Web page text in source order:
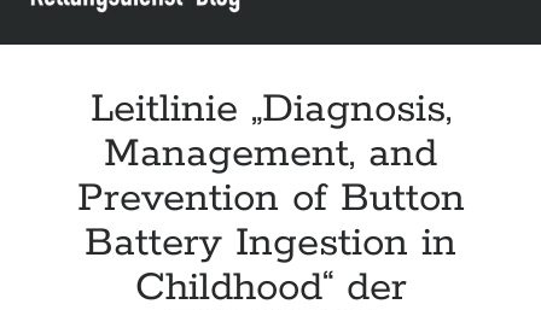
Assessment and Management in the Emergency Department“ der IAEM
Leitlinie „Management of Hypercalcaemia in Adult Patients in the
Leitlinie „Behavioural Emergencies in Emergency Departments“ der IFEM
Leitlinie „Diagnosis,
Management, and
Prevention of Button
Battery Ingestion in
Childhood“ der